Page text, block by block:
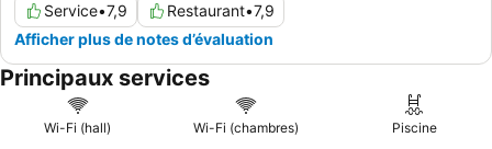
Service•7,9 Restaurant•7,9
Afficher plus de notes d’évaluation
Principaux services
Wi-Fi (hall) Wi-Fi (chambres) Piscine